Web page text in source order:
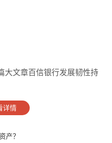
大文章百信银行发展韧性持
详情
产？